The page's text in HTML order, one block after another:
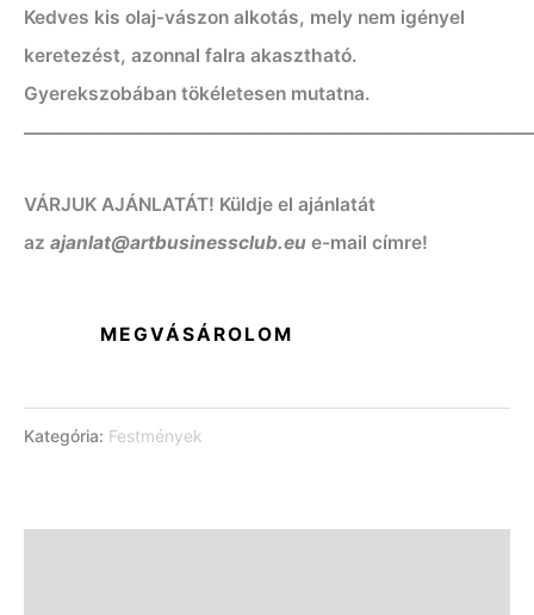
Kedves kis olaj-vászon alkotás, mely nem igényel
keretezést, azonnal falra akasztható.
Gyerekszobában tökéletesen mutatna.
VÁRJUK AJÁNLATÁT! Küldje el ajánlatát
az ajanlat@artbusinessclub.eu e-mail címre!
MEGVÁSÁROLOM
Kategória: Festmények